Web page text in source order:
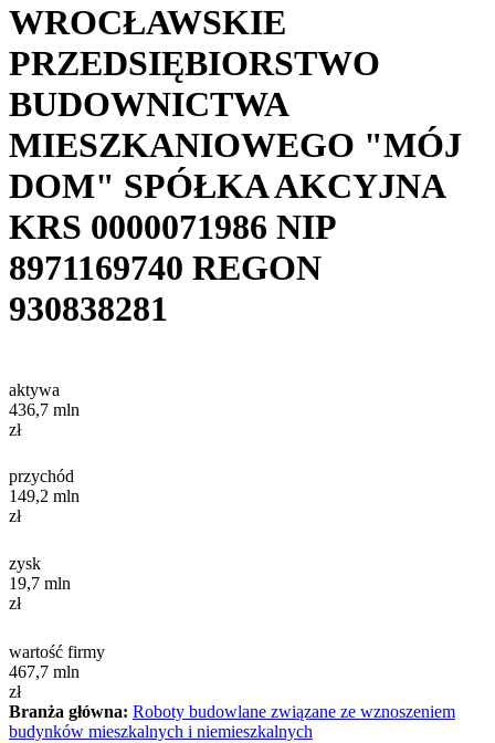
WROCŁAWSKIE
PRZEDSIĘBIORSTWO
BUDOWNICTWA
MIESZKANIOWEGO "MÓJ
DOM" SPÓŁKA AKCYJNA
KRS 0000071986 NIP
8971169740 REGON
930838281
aktywa
436,7 mln
zł
przychód
149,2 mln
zł
zysk
19,7 mln
zł
wartość firmy
467,7 mln
zł
Branża główna: Roboty budowlane związane ze wznoszeniem
budynków mieszkalnych i niemieszkalnych